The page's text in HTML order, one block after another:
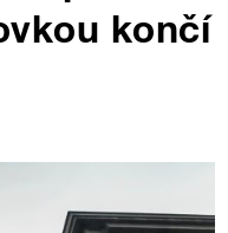
končí